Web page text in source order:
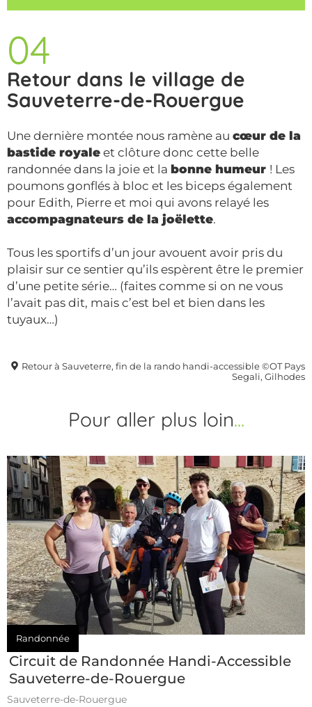
04
Retour dans le village de
Sauveterre-de-Rouergue
Une dernière montée nous ramène au cœur de la
bastide royale et clôture donc cette belle
randonnée dans la joie et la bonne humeur ! Les
poumons gonflés à bloc et les biceps également
pour Edith, Pierre et moi qui avons relayé les
accompagnateurs de la joëlette.
Tous les sportifs d’un jour avouent avoir pris du
plaisir sur ce sentier qu’ils espèrent être le premier
d’une petite série… (faites comme si on ne vous
l’avait pas dit, mais c’est bel et bien dans les
tuyaux…)
Retour à Sauveterre, fin de la rando handi-accessible ©OT Pays
Segali, Gilhodes
Pour aller plus loin...
Randonnée
Circuit de Randonnée Handi-Accessible
Sauveterre-de-Rouergue
Sauveterre-de-Rouergue